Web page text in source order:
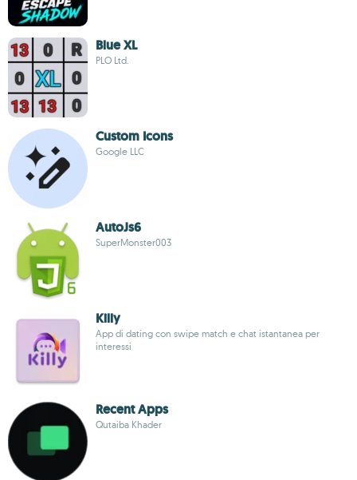
Blue XL
PLO Ltd.
Custom Icons
Google LLC
AutoJs6
SuperMonster003
Killy
App di dating con swipe match e chat istantanea per
interessi
Recent Apps
Qutaiba Khader